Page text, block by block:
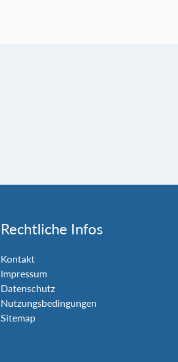
Rechtliche Infos
Kontakt
Impressum
Datenschutz
Nutzungsbedingungen
Sitemap